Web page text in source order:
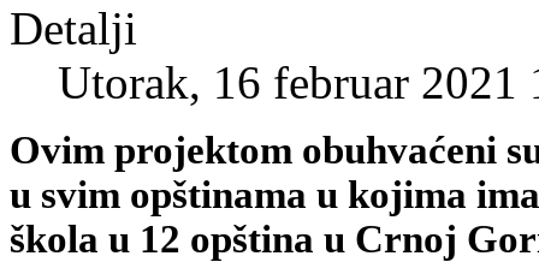
Detalji
Utorak, 16 februar 2021
Ovim projektom obuhvaćeni
u svim opštinama u kojima
škola u 12 opština u Crnoj